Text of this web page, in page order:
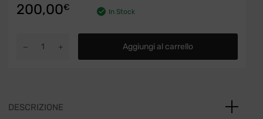
200,00€ In Stock
Turbina
Micra
Aggiungi al carrello
DESCRIZIONE